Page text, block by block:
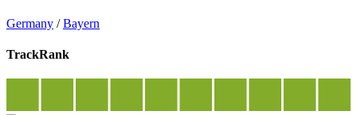
Germany /Bayern
TrackRank